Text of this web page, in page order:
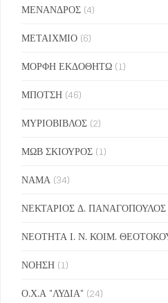
ΜΕΝΑΝΔΡΟΣ (4)
ΜΕΤΑΙΧΜΙΟ (6)
ΜΟΡΦΗ ΕΚΔΟΘΗΤΩ (1)
ΜΠΟΤΣΗ (46)
ΜΥΡΙΟΒΙΒΛΟΣ (2)
ΜΩΒ ΣΚΙΟΥΡΟΣ (1)
ΝΑΜΑ (34)
ΝΕΚΤΑΡΙΟΣ Δ. ΠΑΝΑΓΟΠΟΥΛΟΣ
ΝΕΟΤΗΤΑ Ι. Ν. ΚΟΙΜ.
ΝΟΗΣΗ (1)
Ο.Χ.Α "ΛΥΔΙΑ" (24)